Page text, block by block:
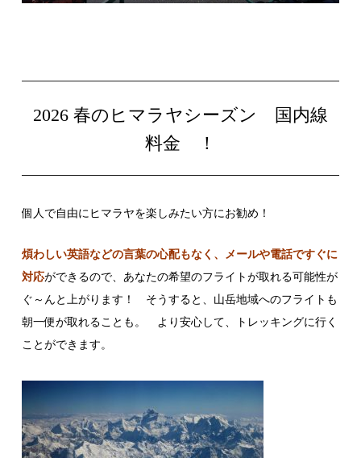
2026 春のヒマラヤシーズン 国内線
料金 ！
個人で自由にヒマラヤを楽しみたい方にお勧め！
煩わしい英語などの言葉の心配もなく、メールや電話ですぐに
対応ができるので、あなたの希望のフライトが取れる可能性が
ぐ～んと上がります！ そうすると、山岳地域へのフライトも
朝一便が取れることも。 より安心して、トレッキングに行く
ことができます。